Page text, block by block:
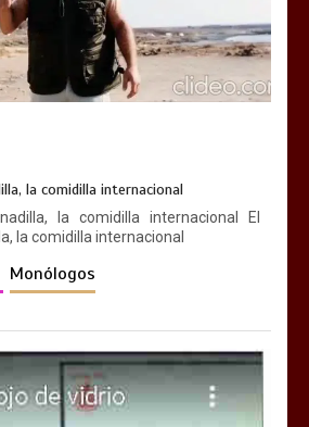
la comidilla internacional
la comidilla internacional El
la comidilla internacional
Monólogos